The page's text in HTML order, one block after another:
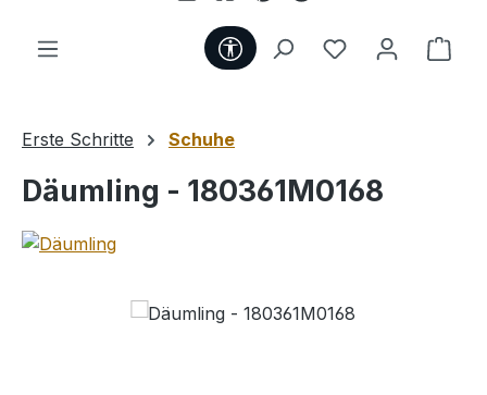
Werkzeugleiste anzeigen
Du hast 0
Erste Schritte Schuhe
Däumling - 180361M0168
Bildergalerie überspringen